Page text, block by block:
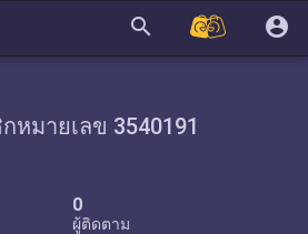
search account_circle
หมายเลข 3540191
0
ผู้ติดตาม